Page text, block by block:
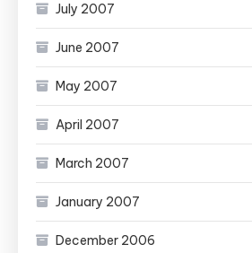
July 2007
June 2007
May 2007
April 2007
March 2007
January 2007
December 2006